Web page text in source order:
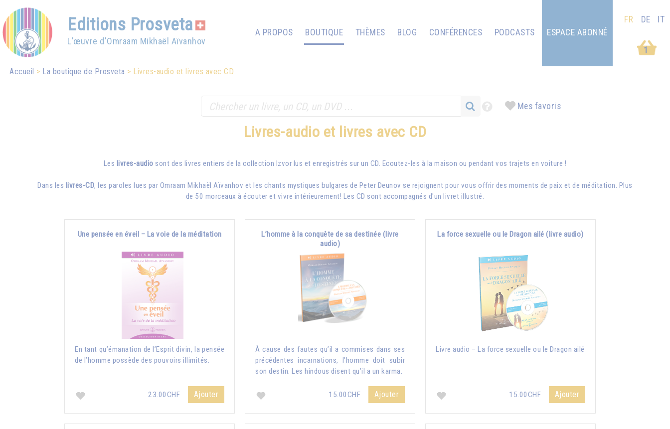
Editions Prosveta
L'œuvre d'Omraam Mikhaël Aïvanhov
A PROPOS BOUTIQUE THÈMES BLOG CONFÉRENCES
PODCASTS
1
ESPACE ABONNÉ
FR DE IT
Accueil La boutique de Prosveta Livres-audio et livres avec CD
Mes favoris
Livres-audio et livres avec CD
Les livres-audio sont des livres entiers de la collection Izvor lus et enregistrés sur un CD. Ecoutez-les à la maison ou pendant vos trajets en voiture !
Dans les livres-CD, les paroles lues par Omraam Mikhaël Aïvanhov et les chants mystiques bulgares de Peter Deunov se rejoignent pour vous offrir des moments de paix et de méditation. Plus
de 50 morceaux à écouter et vivre intérieurement! Les CD sont accompagnés d'un livret illustré.
Une pensée en éveil – La voie de la méditation
En tant qu’émanation de l’Esprit divin, la pensée
de l’homme possède des pouvoirs illimités.
23.00CHF Ajouter
L’homme à la conquête de sa destinée (livre
audio)
À cause des fautes qu’il a commises dans ses
précédentes incarnations, l’homme doit subir
son destin. Les hindous disent qu’il a un karma.
15.00CHF Ajouter
La force sexuelle ou le Dragon ailé (livre audio)
Livre audio – La force sexuelle ou le Dragon ailé
15.00CHF Ajouter